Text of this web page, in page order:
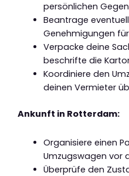
persönlichen
Beantrage
Genehmigungen
Verpacke deine
beschrifte die
Koordiniere den
deinen Vermieter
Ankunft in Rotterdam:
Organisiere einen
Umzugswagen vor
Überprüfe den